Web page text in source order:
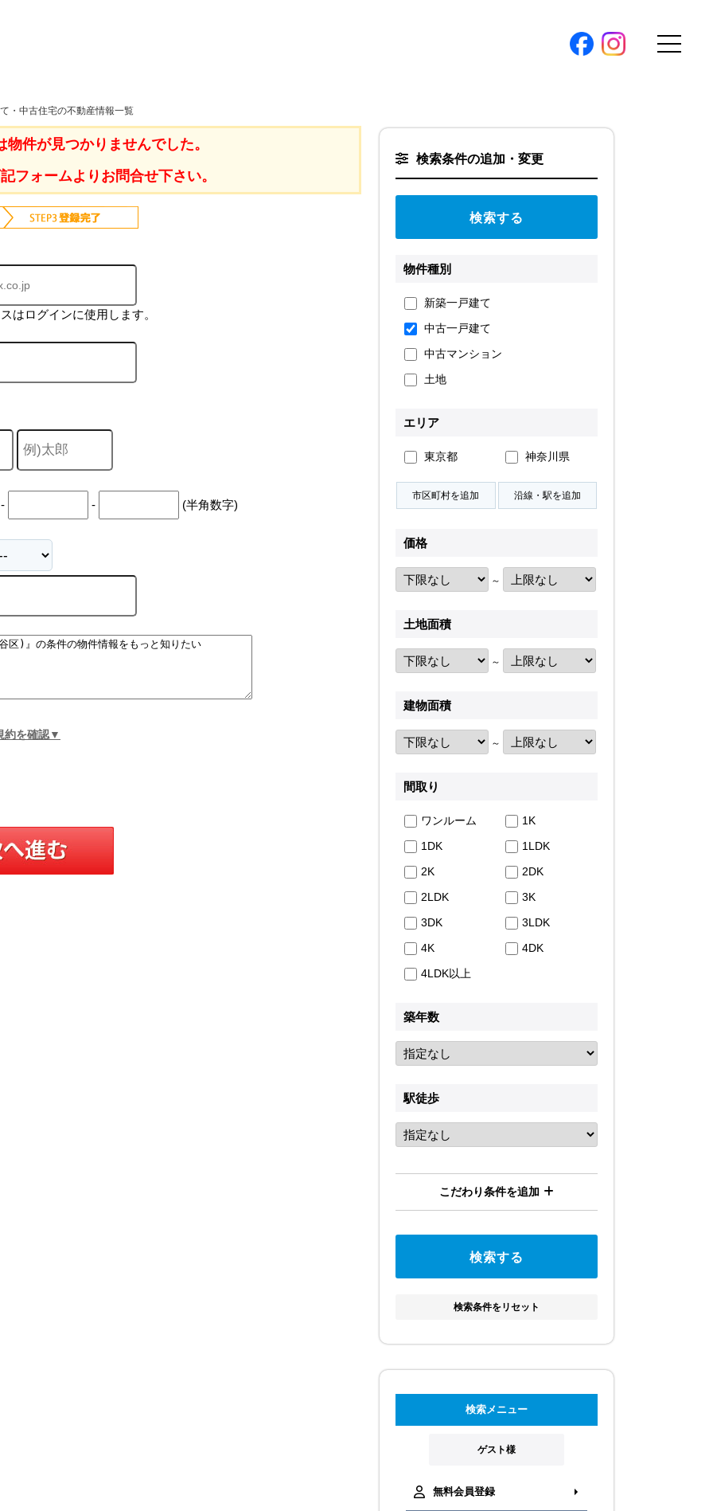
渋谷オフィス（本社）
スミカグループ新卒採用
地図から探す
学区から探す
町名から探す
お気に入り物件
物件閲覧履歴
検索履歴
・中古住宅の不動産情報一覧
件が見つかりませんでした。
フォームよりお問合せ下さい。
はログインに使用します。
- (半角数字)
約を確認▼
検索条件の追加・変更
物件種別
新築一戸建て
中古一戸建て
中古マンション
土地
エリア
東京都 神奈川県
価格
～
土地面積
～
建物面積
～
間取り
ワンルーム
1K
1DK
1LDK
2K
2DK
2LDK
3K
3DK
3LDK
4K
4DK
4LDK以上
築年数
駅徒歩
こだわり条件を追加
検索条件をリセット
検索メニュー
ゲスト様
無料会員登録